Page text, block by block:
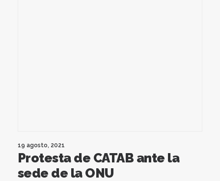
19 agosto, 2021
Protesta de CATAB ante la
sede de la ONU